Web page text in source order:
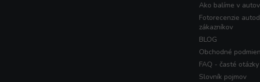
Ako balíme v
Fotorecenzie
zákazníkov
BLOG
Obchodné
FAQ - časté otázky
Slovník pojmov